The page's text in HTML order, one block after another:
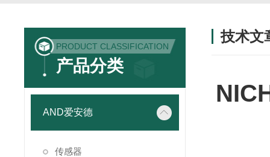
PRODUCT CLASSIFICATION
产品分类
AND爱安德
传感器
技术文